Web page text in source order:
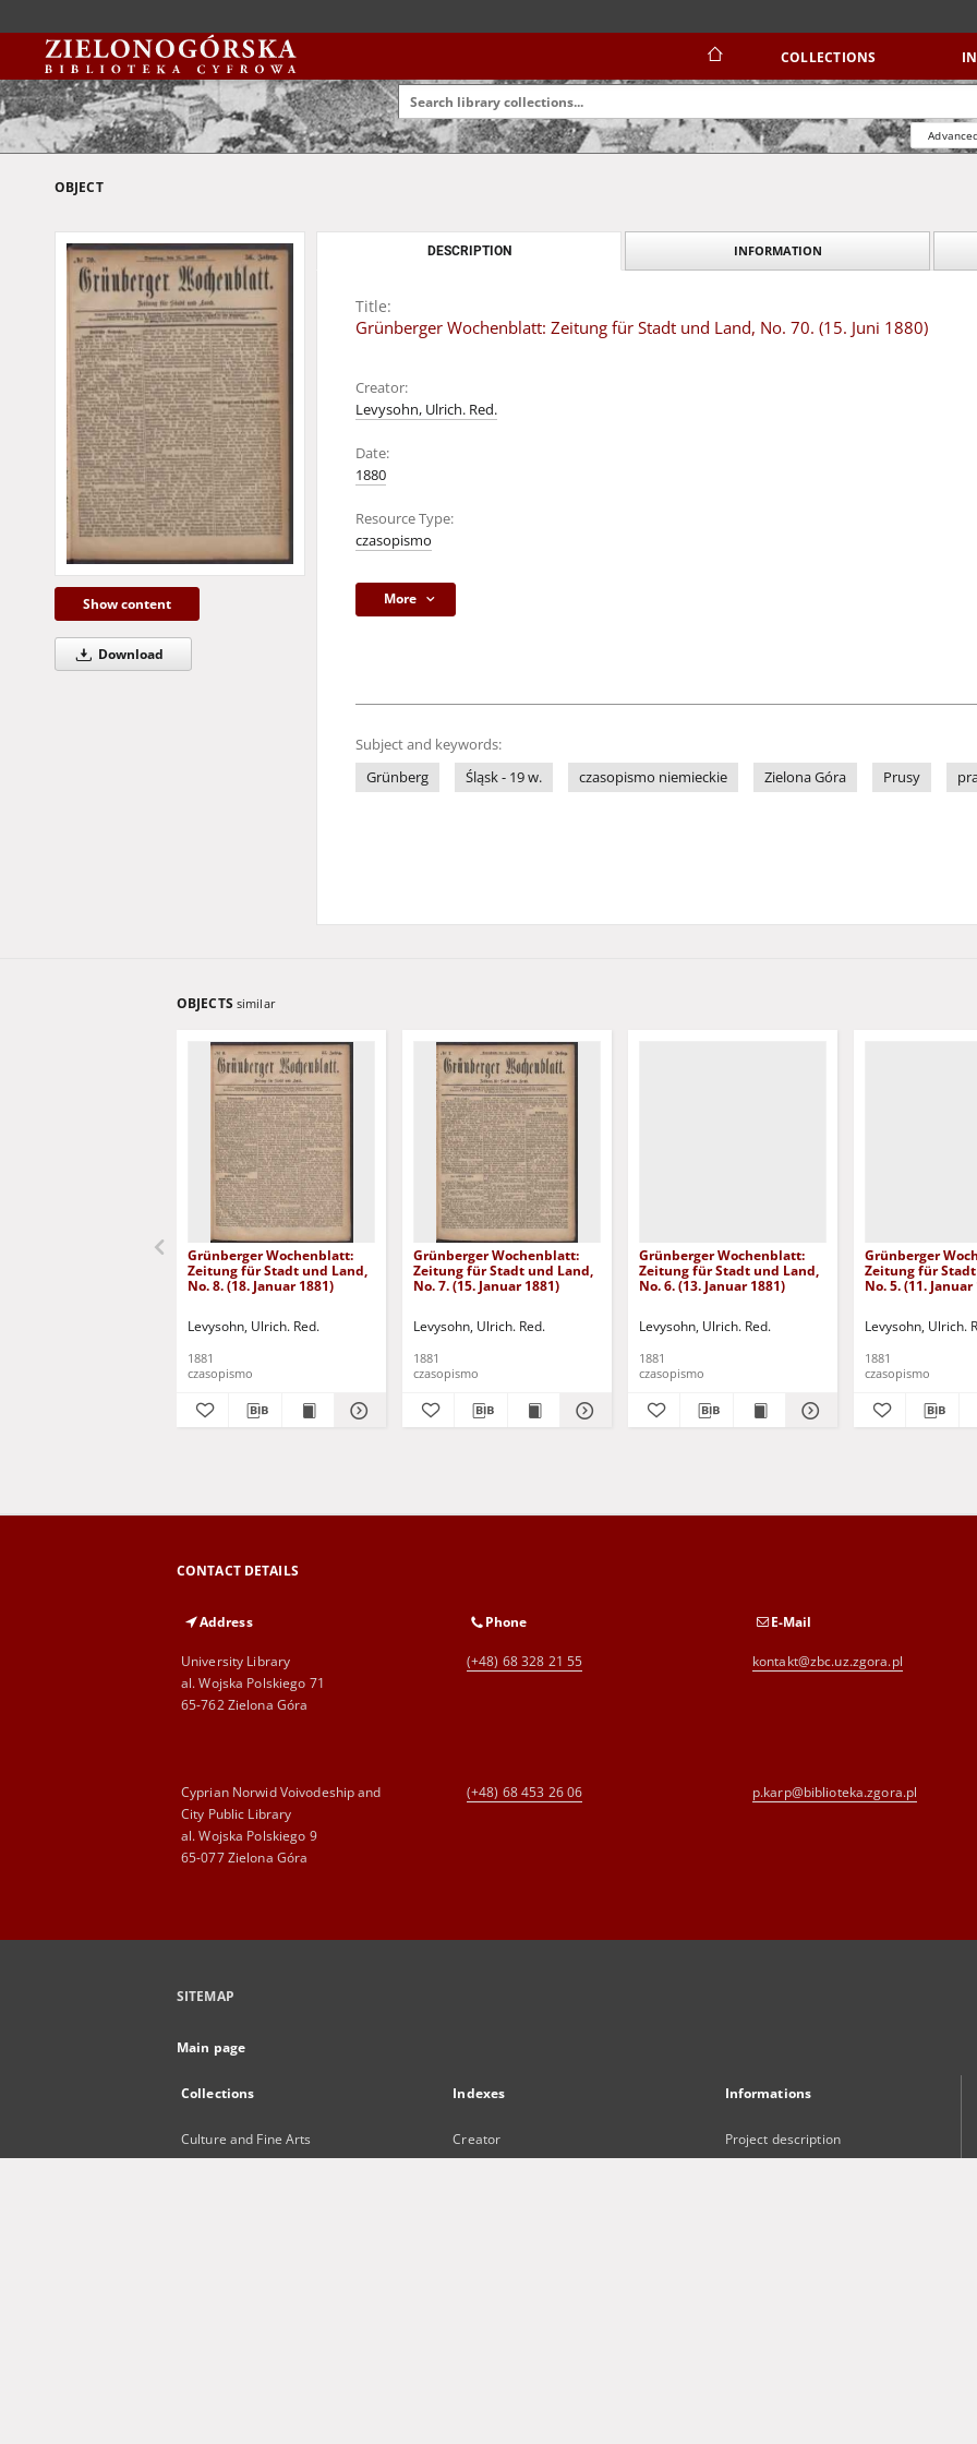
COLLECTIONS
OBJECT
Show content
Download
DESCRIPTION INFORMATION
Title:
Grünberger Wochenblatt: Zeitung für Stadt und Land, No. 70. (15. Juni 1880)
Creator:
Levysohn, Ulrich. Red.
Date:
1880
Resource Type:
czasopismo
More
Subject and keywords:
Grünberg
Śląsk - 19 w. czasopismo niemieckie Zielona Góra Prusy
OBJECTS similar
Grünberger Wochenblatt:
Zeitung für Stadt und Land,
No. 8. (18. Januar 1881)
Levysohn, Ulrich. Red.
1881
czasopismo
Grünberger Wochenblatt:
Zeitung für Stadt und Land,
No. 7. (15. Januar 1881)
Levysohn, Ulrich. Red.
1881
czasopismo
Grünberger Wochenblatt:
Zeitung für Stadt und Land,
No. 6. (13. Januar 1881)
Levysohn, Ulrich. Red.
1881
czasopismo
Grünberger
Zeitung für
No. 5. (11. Januar
Levysohn, Ulrich.
1881
czasopismo
CONTACT DETAILS
Address
University Library
al. Wojska Polskiego 71
65-762 Zielona Góra
Phone
(+48) 68 328 21 55
E-Mail
kontakt@zbc.uz.zgora.pl
Cyprian Norwid Voivodeship and
City Public Library
al. Wojska Polskiego 9
65-077 Zielona Góra
(+48) 68 453 26 06 p.karp@biblioteka.zgora.pl
SITEMAP
Main page
Collections
Culture and Fine Arts
Indexes
Creator
Informations
Project description